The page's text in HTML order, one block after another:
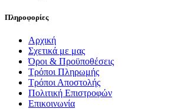
Πληροφορίες
Αρχική
Σχετικά με μας
Όροι & Προϋποθέσεις
Τρόποι Πληρωμής
Τρόποι Αποστολής
Πολιτική Επιστροφών
Επικοινωνία